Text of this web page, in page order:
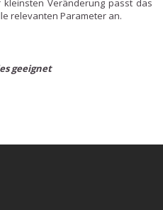
kleinsten Veränderung passt das
relevanten Parameter an.
geeignet